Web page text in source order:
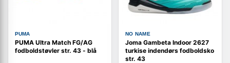
PUMA
PUMA Ultra Match FG/AG
fodboldstøvler str. 43 - blå
NO NAME
Joma Gambeta Indoor 2627
turkise indendørs fodboldsko
str. 43